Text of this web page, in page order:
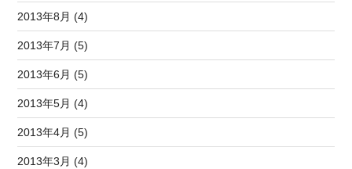
2013年8月 (4)
2013年7月 (5)
2013年6月 (5)
2013年5月 (4)
2013年4月 (5)
2013年3月 (4)